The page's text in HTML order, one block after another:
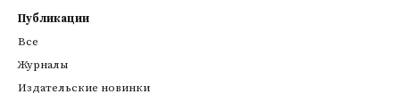
Публикации
Все
Журналы
Издательские новинки